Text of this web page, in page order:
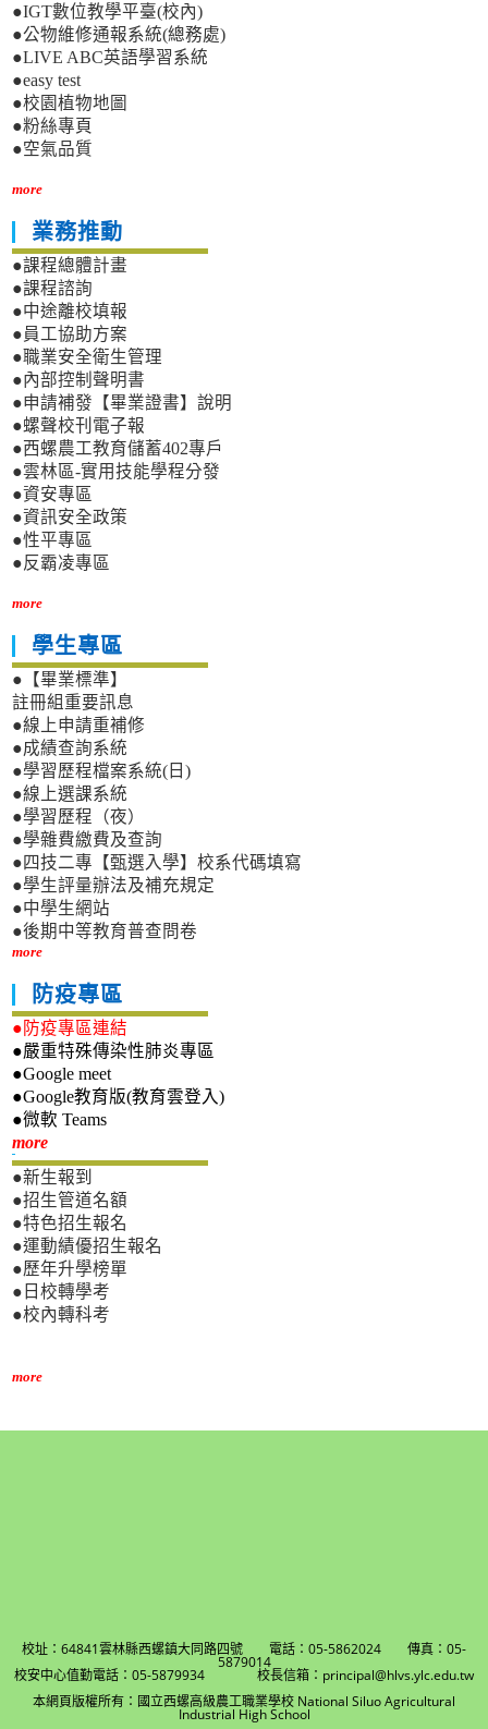
●IGT數位教學平臺(校內)
●公物維修通報系統(總務處)
●LIVE ABC英語學習系統
●easy test
●校園植物地圖
●粉絲專頁
●空氣品質
more
業務推動
●課程總體計畫
●課程諮詢
●中途離校填報
●員工協助方案
●職業安全衛生管理
●內部控制聲明書
●申請補發【畢業證書】說明
●螺聲校刊電子報
●西螺農工教育儲蓄402專戶
●雲林區-實用技能學程分發
●資安專區
●資訊安全政策
●性平專區
●反霸凌專區
more
學生專區
●【畢業標準】
註冊組重要訊息
●線上申請重補修
●成績查詢系統
●學習歷程檔案系統(日)
●線上選課系統
●學習歷程（夜）
●學雜費繳費及查詢
●四技二專【甄選入學】校系代碼填寫
●學生評量辦法及補充規定
●中學生網站
●後期中等教育普查問卷
more
防疫專區
●防疫專區連結
●嚴重特殊傳染性肺炎專區
●Google meet
●Google教育版(教育雲登入)
●微軟 Teams
more新生專區
●新生報到
●招生管道名額
●特色招生報名
●運動績優招生報名
●歷年升學榜單
●日校轉學考
●校內轉科考
more
校址：64841雲林縣西螺鎮大同路四號 電話：05-5862024 傳真：05-
5879014
校安中心值勤電話：05-5879934 校長信箱：principal@hlvs.ylc.edu.tw
本網頁版權所有：國立西螺高級農工職業學校 National Siluo Agricultural
Industrial High School